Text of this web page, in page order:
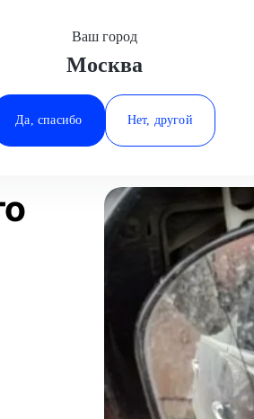
Минеральные Воды
Ростов-на-Дону
Ставрополь
Ваш город
Москва
Да, спасибо Нет, другой
бокового вида Volvo